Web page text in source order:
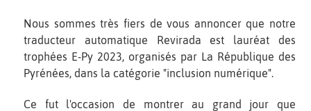
Nous sommes très fiers de vous annoncer que notre
traducteur automatique Revirada est lauréat des
trophées E-Py 2023, organisés par La République des
Pyrénées, dans la catégorie "inclusion numérique".
Ce fut l'occasion de montrer au grand jour que